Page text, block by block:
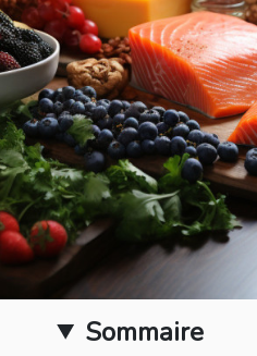
Sommaire